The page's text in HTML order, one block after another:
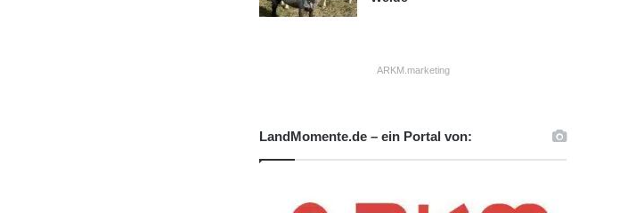
ARKM.marketing
LandMomente.de – ein Portal von: